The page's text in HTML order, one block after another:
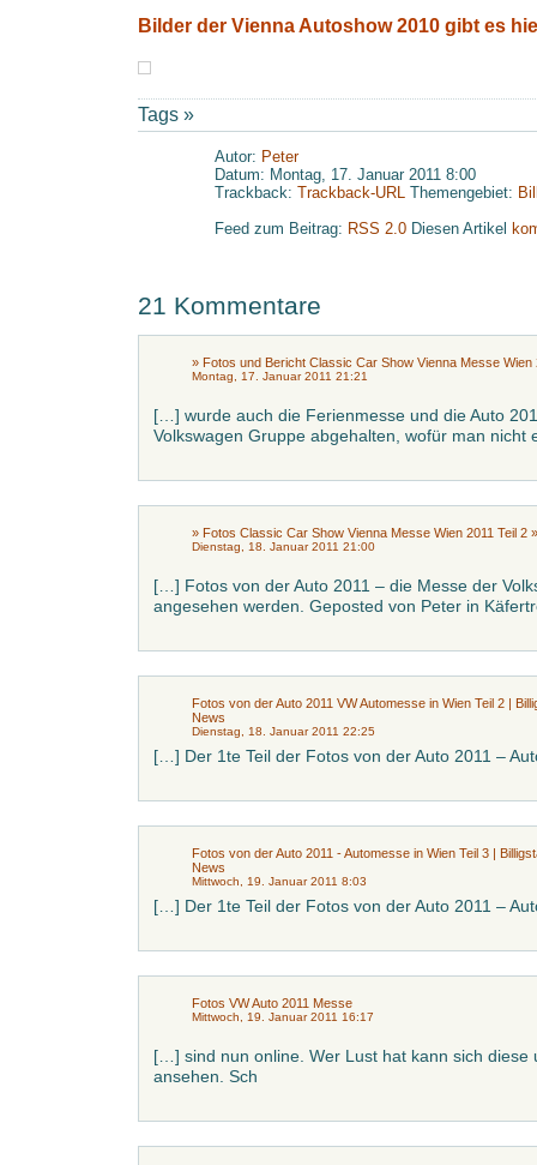
Bilder der Vienna Autoshow 2010 gibt es
Tags »
Autor: Peter
Datum: Montag, 17. Januar 2011 8:00
Trackback: Trackback-URL Themengebiet:
Feed zum Beitrag: RSS 2.0 Diesen Artikel
21 Kommentare
» Fotos und Bericht Classic Car Show Vienna Messe Wien
Montag, 17. Januar 2011 21:21
[…] wurde auch die Ferienmesse und die Auto
Volkswagen Gruppe abgehalten, wofür man
» Fotos Classic Car Show Vienna Messe Wien 2011 Teil 2
Dienstag, 18. Januar 2011 21:00
[…] Fotos von der Auto 2011 – die Messe der
angesehen werden. Geposted von Peter in
Fotos von der Auto 2011 VW Automesse in Wien Teil 2 |
News
Dienstag, 18. Januar 2011 22:25
[…] Der 1te Teil der Fotos von der Auto 2011 –
Fotos von der Auto 2011 - Automesse in Wien Teil 3 |
News
Mittwoch, 19. Januar 2011 8:03
[…] Der 1te Teil der Fotos von der Auto 2011 –
Fotos VW Auto 2011 Messe
Mittwoch, 19. Januar 2011 16:17
[…] sind nun online. Wer Lust hat kann sich diese
ansehen. Sch